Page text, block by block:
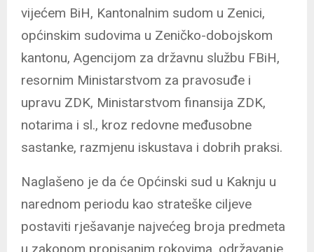
vijećem BiH, Kantonalnim sudom u Zenici,
općinskim sudovima u Zeničko-dobojskom
kantonu, Agencijom za državnu službu FBiH,
resornim Ministarstvom za pravosuđe i
upravu ZDK, Ministarstvom finansija ZDK,
notarima i sl., kroz redovne međusobne
sastanke, razmjenu iskustava i dobrih praksi.
Naglašeno je da će Općinski sud u Kaknju u
narednom periodu kao strateške ciljeve
postaviti rješavanje najvećeg broja predmeta